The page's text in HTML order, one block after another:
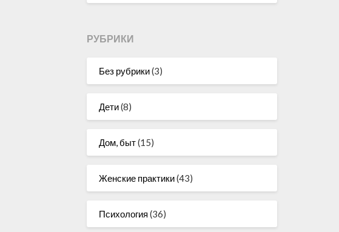
РУБРИКИ
Без рубрики(3)
Дети(8)
Дом, быт(15)
Женские практики(43)
Психология (36)